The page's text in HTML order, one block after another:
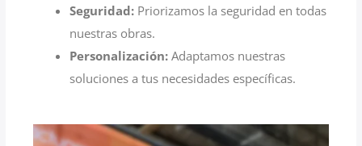
Seguridad: Priorizamos la seguridad en todas
nuestras obras.
Personalización: Adaptamos nuestras
soluciones a tus necesidades específicas.